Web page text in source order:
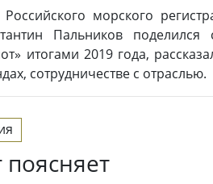
морского
Пальников поделился
итогами 2019 года,
сотрудничестве с отраслью.